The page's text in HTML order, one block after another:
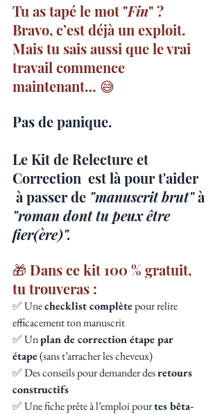
Tu as tapé le mot "Fin" ?
Bravo, c’est déjà un exploit.
Mais tu sais aussi que le vrai
travail commence
maintenant… 😅
Pas de panique.
Le Kit de Relecture et
Correction  est là pour t'aider
à passer de "manuscrit brut" à
"roman dont tu peux être
fier(ère)".
🎁 Dans ce kit 100 % gratuit,
tu trouveras :
✅ Une checklist complète pour relire
efficacement ton manuscrit
✅ Un plan de correction étape par
étape (sans t’arracher les cheveux)
✅ Des conseils pour demander des retours
constructifs
✅ Une fiche prête à l’emploi pour tes bêta-